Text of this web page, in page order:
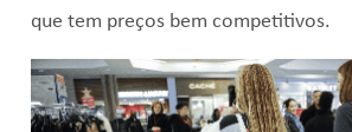
que tem preços bem competitivos.